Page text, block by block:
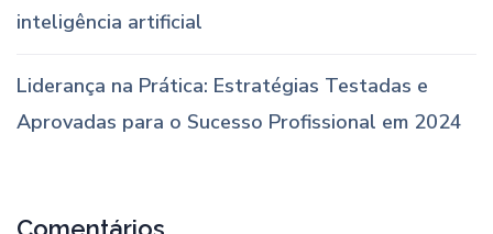
inteligência artificial
Liderança na Prática: Estratégias Testadas e
Aprovadas para o Sucesso Profissional em 2024